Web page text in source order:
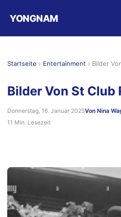
YONGNAM
Startseite › Entertainment › Bilder
Bilder Von St Club
Donnerstag, 16. Januar 2025Von Nina
11 Min. Lesezeit